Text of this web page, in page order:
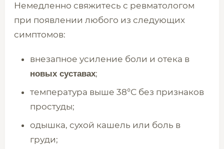
Немедленно свяжитесь с ревматологом
при появлении любого из следующих
симптомов:
внезапное усиление боли и отека в
новых суставах;
температура выше 38°С без признаков
простуды;
одышка, сухой кашель или боль в
груди;